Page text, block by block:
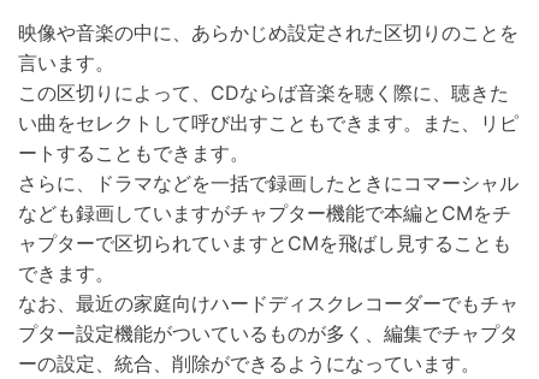
映像や音楽の中に、あらかじめ設定された区切りのことを
言います。
この区切りによって、CDならば音楽を聴く際に、聴きた
い曲をセレクトして呼び出すこともできます。また、リピ
ートすることもできます。
さらに、ドラマなどを一括で録画したときにコマーシャル
なども録画していますがチャプター機能で本編とCMをチ
ャプターで区切られていますとCMを飛ばし見することも
できます。
なお、最近の家庭向けハードディスクレコーダーでもチャ
プター設定機能がついているものが多く、編集でチャプタ
ーの設定、統合、削除ができるようになっています。